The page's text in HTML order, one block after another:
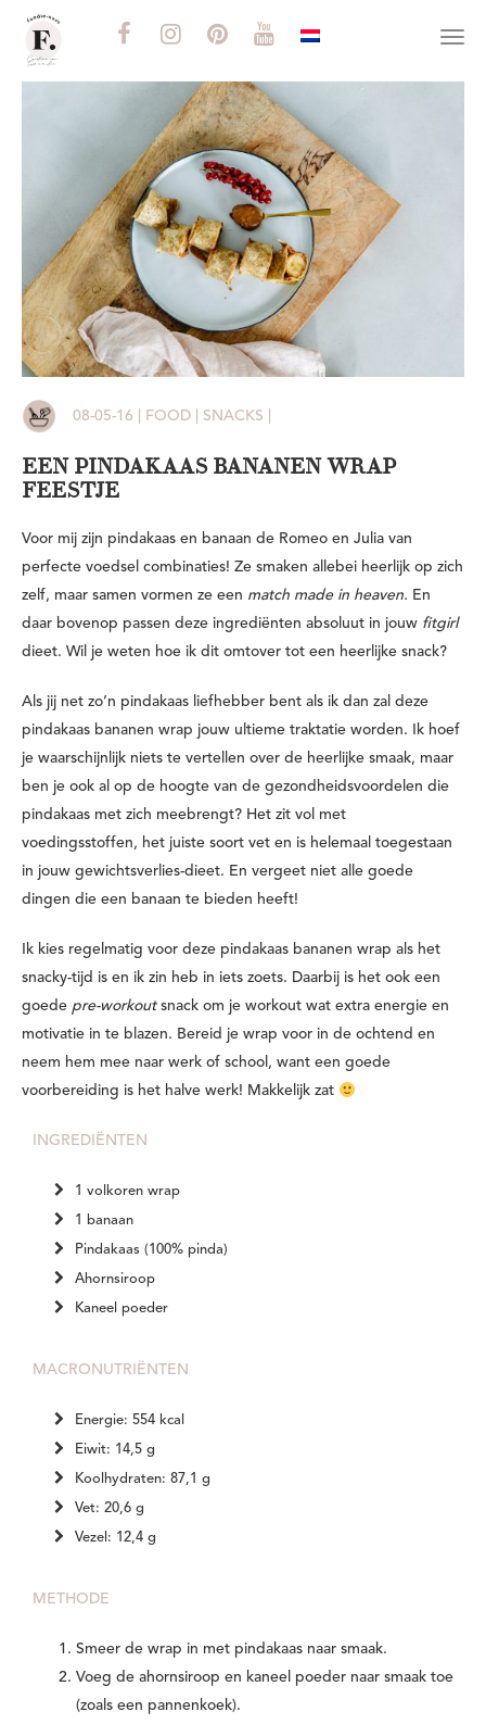
08-05-16 | FOOD | SNACKS |
EEN PINDAKAAS BANANEN WRAP
FEESTJE
Voor mij zijn pindakaas en banaan de Romeo en Julia van
perfecte voedsel combinaties! Ze smaken allebei heerlijk op zich
zelf, maar samen vormen ze een match made in heaven. En
daar bovenop passen deze ingrediënten absoluut in jouw fitgirl
dieet. Wil je weten hoe ik dit omtover tot een heerlijke snack?
Als jij net zo’n pindakaas liefhebber bent als ik dan zal deze
pindakaas bananen wrap jouw ultieme traktatie worden. Ik hoef
je waarschijnlijk niets te vertellen over de heerlijke smaak, maar
ben je ook al op de hoogte van de gezondheidsvoordelen die
pindakaas met zich meebrengt? Het zit vol met
voedingsstoffen, het juiste soort vet en is helemaal toegestaan
in jouw gewichtsverlies-dieet. En vergeet niet alle goede
dingen die een banaan te bieden heeft!
Ik kies regelmatig voor deze pindakaas bananen wrap als het
snacky-tijd is en ik zin heb in iets zoets. Daarbij is het ook een
goede pre-workoutsnack om je workout wat extra energie en
motivatie in te blazen. Bereid je wrap voor in de ochtend en
neem hem mee naar werk of school, want een goede
voorbereiding is het halve werk! Makkelijk zat
INGREDIËNTEN
1 volkoren wrap
1 banaan
Pindakaas (100% pinda)
Ahornsiroop
Kaneel poeder
MACRONUTRIËNTEN
Energie: 554 kcal
Eiwit: 14,5 g
Koolhydraten: 87,1 g
Vet: 20,6 g
Vezel: 12,4 g
METHODE
Smeer de wrap in met pindakaas naar smaak.
Voeg de ahornsiroop en kaneel poeder naar smaak toe
(zoals een pannenkoek).